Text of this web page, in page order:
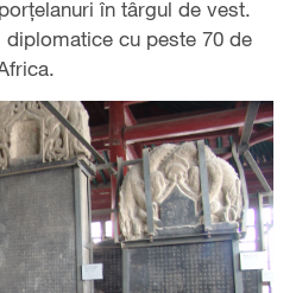
în târgul de vest.
cu peste 70 de